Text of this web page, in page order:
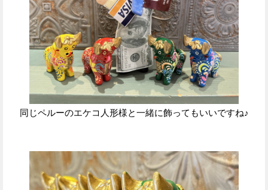
同じペルーのエケコ人形様と一緒に飾ってもいいですね♪